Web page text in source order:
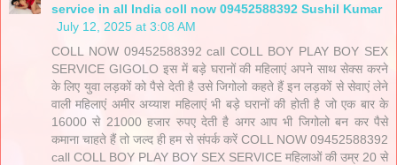
service in all India coll now 09452588392 Sushil Kumar
July 12, 2025 at 3:08 AM
COLL NOW 09452588392 call COLL BOY PLAY BOY SEX
SERVICE GIGOLO इस में बड़े घरानों की महिलाएं अपने साथ सेक्स करने
के लिए युवा लड़कों को पैसे देती है उसे जिगोलो कहते हैं इन लड़कों से सेवाएं लेने
वाली महिलाएं अमीर अय्याश महिलाएं भी बड़े घरानों की होती है जो एक बार के
16000 से 21000 हजार रुपए देती है अगर आप भी जिगोलो बन कर पैसे
कमाना चाहते हैं तो जल्द ही हम से संपर्क करें COLL NOW 09452588392
call COLL BOY PLAY BOY SEX SERVICE महिलाओं की उम्र 20 से